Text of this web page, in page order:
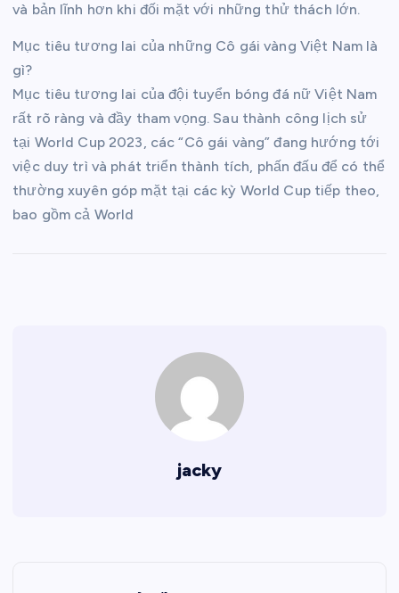
và bản lĩnh hơn khi đối mặt với những thử thách lớn.
Mục tiêu tương lai của những Cô gái vàng Việt Nam là
gì?
Mục tiêu tương lai của đội tuyển bóng đá nữ Việt Nam
rất rõ ràng và đầy tham vọng. Sau thành công lịch sử
tại World Cup 2023, các “Cô gái vàng” đang hướng tới
việc duy trì và phát triển thành tích, phấn đấu để có thể
thường xuyên góp mặt tại các kỳ World Cup tiếp theo,
bao gồm cả World
jacky